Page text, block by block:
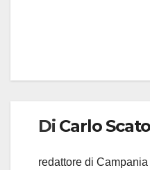
Di Carlo
redattore di